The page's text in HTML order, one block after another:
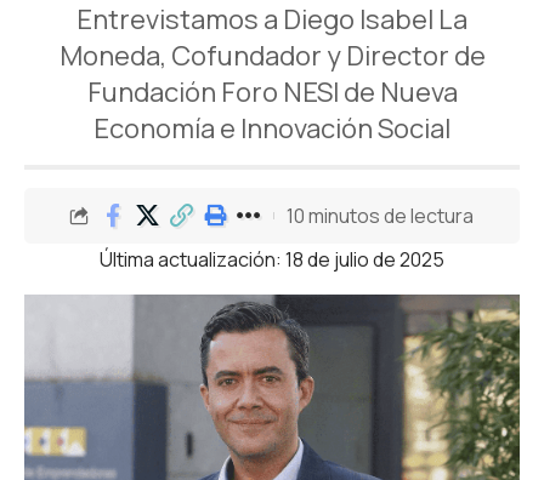
Entrevistamos a Diego Isabel La
Moneda, Cofundador y Director de
Fundación Foro NESI de Nueva
Economía e Innovación Social
Última actualización: 18 de julio de 2025
10 minutos de lectura